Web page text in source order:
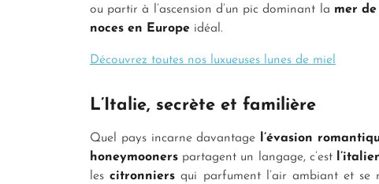
ou partir à l’ascension d’un pic dominant la mer
noces en Europe idéal.
Découvrez toutes nos luxueuses lunes de miel
L’Italie, secrète et familière
Quel pays incarne davantage l’évasion
honeymooners partagent un langage, c’est
lescitronniers qui parfument l’air ambiant et se